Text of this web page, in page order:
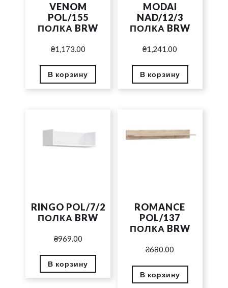
VENOM
POL/155
ПОЛКА BRW
₴1,173.00
В корзину
MODAI
NAD/12/3
ПОЛКА BRW
₴1,241.00
В корзину
RINGO POL/7/2
ПОЛКА BRW
₴969.00
В корзину
ROMANCE
POL/137
ПОЛКА BRW
₴680.00
В корзину